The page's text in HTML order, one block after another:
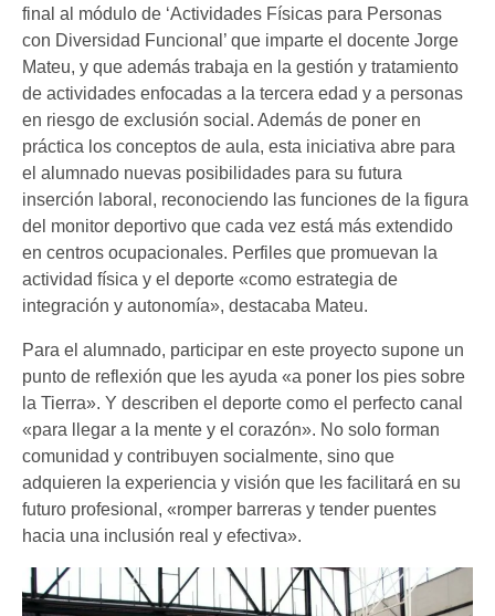
final al módulo de ‘Actividades Físicas para Personas
con Diversidad Funcional’ que imparte el docente Jorge
Mateu, y que además trabaja en la gestión y tratamiento
de actividades enfocadas a la tercera edad y a personas
en riesgo de exclusión social. Además de poner en
práctica los conceptos de aula, esta iniciativa abre para
el alumnado nuevas posibilidades para su futura
inserción laboral, reconociendo las funciones de la figura
del monitor deportivo que cada vez está más extendido
en centros ocupacionales. Perfiles que promuevan la
actividad física y el deporte «como estrategia de
integración y autonomía», destacaba Mateu.
Para el alumnado, participar en este proyecto supone un
punto de reflexión que les ayuda «a poner los pies sobre
la Tierra». Y describen el deporte como el perfecto canal
«para llegar a la mente y el corazón». No solo forman
comunidad y contribuyen socialmente, sino que
adquieren la experiencia y visión que les facilitará en su
futuro profesional, «romper barreras y tender puentes
hacia una inclusión real y efectiva».